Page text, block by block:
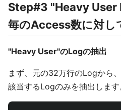
Step#3 "Heavy
毎のAccess数に対し
"Heavy User"のLogの抽出
まず、元の32万行のLogから
該当するLogのみを抽出します